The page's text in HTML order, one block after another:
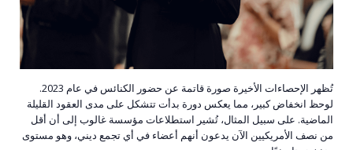
تُظهر الإحصاءات الأخيرة صورة قاتمة عن حضور الكنائس في عام 2023.
لوحظ انخفاض كبير، مما يعكس دورة بدأت تتشكل على مدى العقود القليلة
الماضية. على سبيل المثال، تُشير استطلاعات مؤسسة غالوب إلى أن أقل
من نصف الأمريكيين الآن يدعون أنهم أعضاء في أي تجمع ديني، وهو مستوى